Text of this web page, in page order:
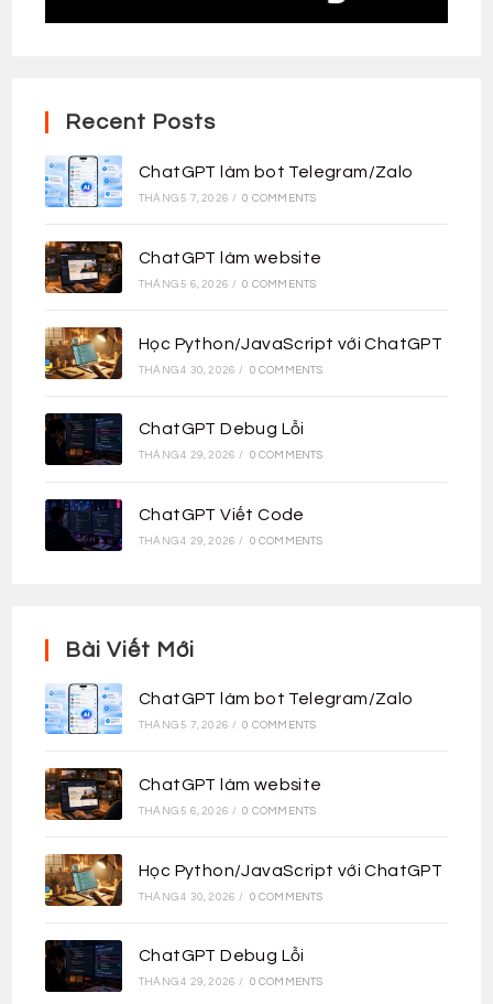
Recent Posts
ChatGPT làm bot Telegram/Zalo
THÁNG 5 7, 2026 / 0 COMMENTS
ChatGPT làm website
THÁNG 5 6, 2026 / 0 COMMENTS
Học Python/JavaScript với ChatGPT
THÁNG 4 30, 2026 / 0 COMMENTS
ChatGPT Debug Lỗi
THÁNG 4 29, 2026 / 0 COMMENTS
ChatGPT Viết Code
THÁNG 4 29, 2026 / 0 COMMENTS
Bài Viết Mới
ChatGPT làm bot Telegram/Zalo
THÁNG 5 7, 2026 / 0 COMMENTS
ChatGPT làm website
THÁNG 5 6, 2026 / 0 COMMENTS
Học Python/JavaScript với ChatGPT
THÁNG 4 30, 2026 / 0 COMMENTS
ChatGPT Debug Lỗi
THÁNG 4 29, 2026 / 0 COMMENTS